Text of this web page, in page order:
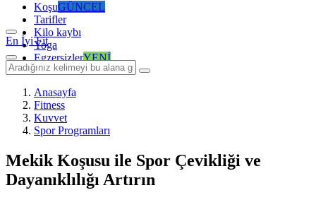
KoşuGÜNCEL
Tarifler
Kilo kaybı
Yoga
EgzersizlerYENİ
En İyi Fit
Anasayfa
Fitness
Kuvvet
Spor Programları
Mekik Koşusu ile Spor Çevikliği ve
Dayanıklılığı Artırın